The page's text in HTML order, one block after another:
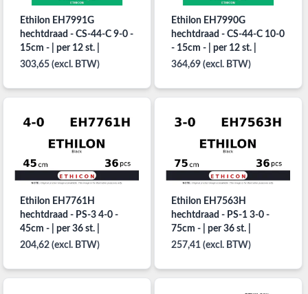
Ethilon EH7991G
hechtdraad - CS-44-C 9-0 -
15cm - | per 12 st. |
303,65 (excl. BTW)
Ethilon EH7990G
hechtdraad - CS-44-C 10-0
- 15cm - | per 12 st. |
364,69 (excl. BTW)
Ethilon EH7761H
hechtdraad - PS-3 4-0 -
45cm - | per 36 st. |
204,62 (excl. BTW)
Ethilon EH7563H
hechtdraad - PS-1 3-0 -
75cm - | per 36 st. |
257,41 (excl. BTW)